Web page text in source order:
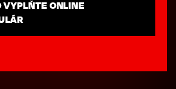
VYPLŇTE ONLINE